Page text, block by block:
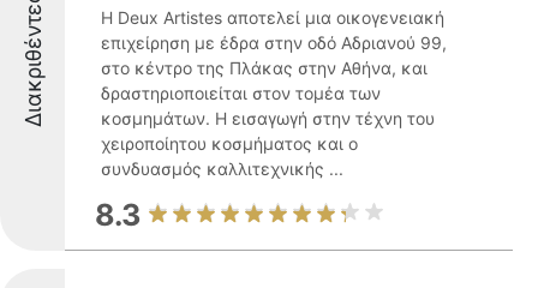
Διακριθέντες
Η Deux Artistes αποτελεί μια οικογενειακή
επιχείρηση με έδρα στην οδό Αδριανού 99,
στο κέντρο της Πλάκας στην Αθήνα, και
δραστηριοποιείται στον τομέα των
κοσμημάτων. Η εισαγωγή στην τέχνη του
χειροποίητου κοσμήματος και ο
συνδυασμός καλλιτεχνικής ...
8.3